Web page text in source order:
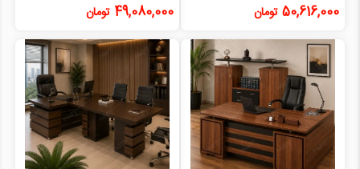
50,616,000 تومان 49,080,000 تومان